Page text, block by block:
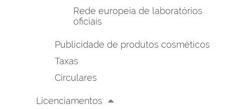
Rede europeia de laboratórios
oficiais
Publicidade de produtos cosméticos
Taxas
Circulares
Licenciamentos